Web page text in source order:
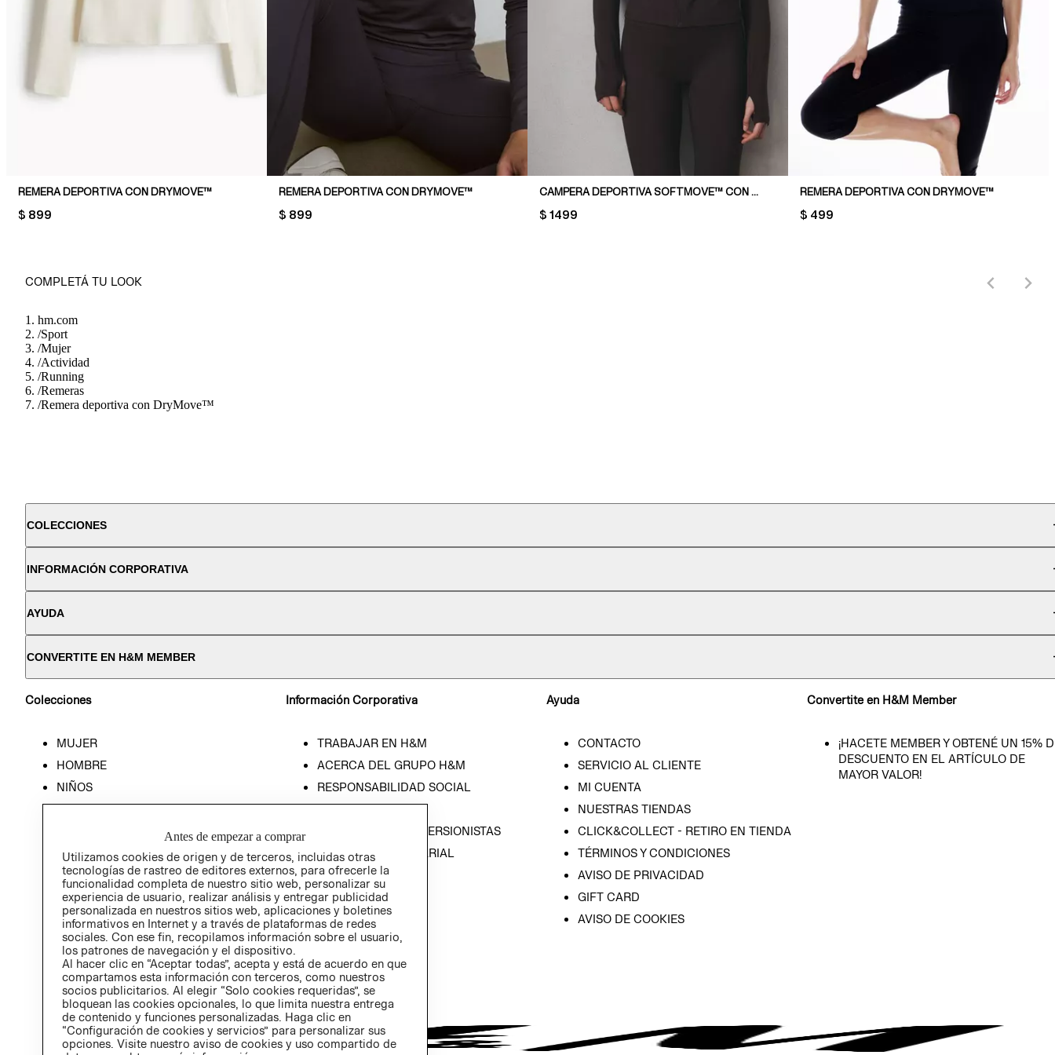
REMERA DEPORTIVA CON DRYMOVE™
PRICE:
$ 899
REMERA DEPORTIVA CON DRYMOVE™
PRICE:
$ 899
CAMPERA DEPORTIVA SOFTMOVE™ CON CIERRE
PRICE:
$ 1499
REMERA DEPORTIVA CON DRYMOVE™
PRICE:
$ 499
COMPLETÁ TU LOOK
hm.com
/Sport
/Mujer
/Actividad
/Running
/Remeras
/Remera deportiva con DryMove™
COLECCIONES
INFORMACIÓN CORPORATIVA
AYUDA
CONVERTITE EN H&M MEMBER
Colecciones
MUJER
HOMBRE
NIÑOS
HOME
Información Corporativa
TRABAJAR EN H&M
ACERCA DEL GRUPO H&M
RESPONSABILIDAD SOCIAL
PRENSA
RELACIÓN CON INVERSIONISTAS
POLÍTICA EMPRESARIAL
Ayuda
CONTACTO
SERVICIO AL CLIENTE
MI CUENTA
NUESTRAS TIENDAS
CLICK&COLLECT - RETIRO EN TIENDA
TÉRMINOS Y CONDICIONES
AVISO DE PRIVACIDAD
GIFT CARD
AVISO DE COOKIES
Convertite en H&M Member
¡HACETE MEMBER Y OBTENÉ UN 15%
DESCUENTO EN EL ARTÍCULO DE
MAYOR VALOR!
Antes de empezar a comprar
Utilizamos cookies de origen y de terceros, incluidas otras
tecnologías de rastreo de editores externos, para ofrecerle la
funcionalidad completa de nuestro sitio web, personalizar su
experiencia de usuario, realizar análisis y entregar publicidad
personalizada en nuestros sitios web, aplicaciones y boletines
informativos en Internet y a través de plataformas de redes
sociales. Con ese fin, recopilamos información sobre el usuario,
los patrones de navegación y el dispositivo.
Al hacer clic en “Aceptar todas”, acepta y está de acuerdo en que
compartamos esta información con terceros, como nuestros
socios publicitarios. Al elegir “Solo cookies requeridas”, se
bloquean las cookies opcionales, lo que limita nuestra entrega
de contenido y funciones personalizadas. Haga clic en
“Configuración de cookies y servicios” para personalizar sus
opciones. Visite nuestro aviso de cookies y uso compartido de